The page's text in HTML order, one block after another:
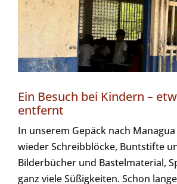
Ein Besuch bei Kindern –
entfernt
In unserem Gepäck nach
wieder Schreibblöcke, Buntstifte
Bilderbücher und Bastelmaterial,
ganz viele Süßigkeiten. Schon